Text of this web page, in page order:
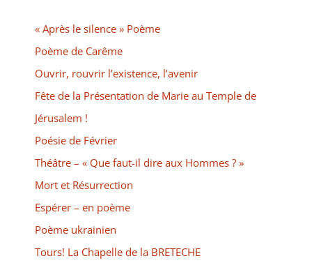
« Après le silence » Poème
Poème de Carême
Ouvrir, rouvrir l’existence, l’avenir
Fête de la Présentation de Marie au Temple de
Jérusalem !
Poésie de Février
Théâtre – « Que faut-il dire aux Hommes ? »
Mort et Résurrection
Espérer – en poème
Poème ukrainien
Tours! La Chapelle de la BRETECHE